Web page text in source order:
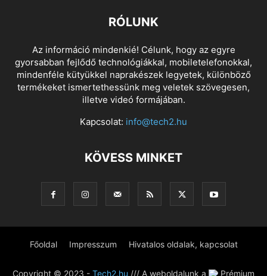
RÓLUNK
Az információ mindenkié! Célunk, hogy az egyre
gyorsabban fejlődő technológiákkal, mobiletelefonokkal,
mindenféle kütyükkel naprakészek legyetek, különböző
termékeket ismertethessünk meg veletek szövegesen,
illetve videó formájában.
Kapcsolat: info@tech2.hu
KÖVESS MINKET
Főoldal Impresszum Hivatalos oldalak, kapcsolat
Copyright © 2023 - Tech2.hu /// A weboldalunk a Prémium